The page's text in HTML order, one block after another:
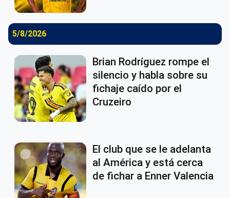
5/8/2026
Brian Rodríguez rompe el
silencio y habla sobre su
fichaje caído por el
Cruzeiro
El club que se le adelanta
al América y está cerca
de fichar a Enner Valencia